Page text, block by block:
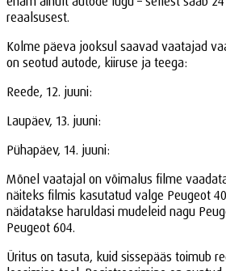
reaalsusest.
Kolme päeva jooksul saavad vaatajad
on seotud autode, kiiruse ja teega:
Reede, 12. juuni:
Laupäev, 13. juuni:
Pühapäev, 14. juuni:
Mõnel vaatajal on võimalus filme
näiteks filmis kasutatud valge Peugeot
näidatakse haruldasi mudeleid nagu
Peugeot 604.
Üritus on tasuta, kuid sissepääs toimub